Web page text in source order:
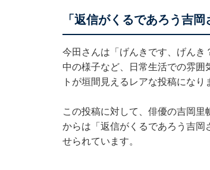
「返信がくるであろう吉岡
今田さんは「げんきです、げん
中の様子など、日常生活での雰
トが垣間見えるレアな投稿になり
この投稿に対して、俳優の吉岡
からは「返信がくるであろう吉
せられています。